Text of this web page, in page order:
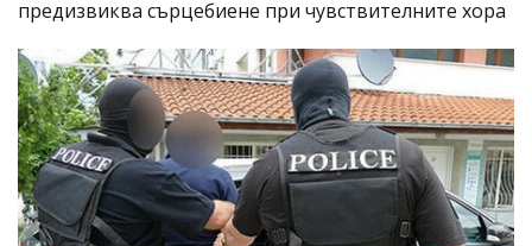
предизвиква сърцебиене при чувствителните хора